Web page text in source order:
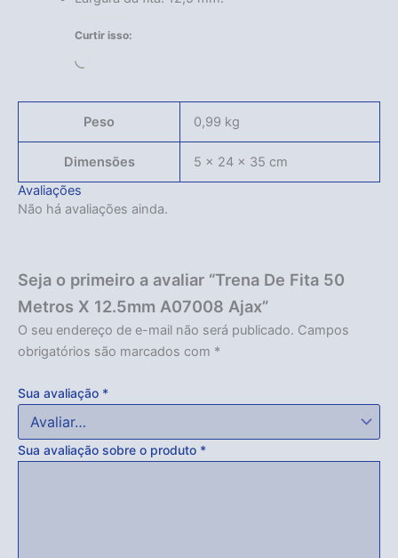
Curtir isso:
Peso 0,99 kg
Dimensões
5 × 24 × 35 cm
Avaliações
Não há avaliações ainda.
Seja o primeiro a avaliar “Trena De Fita 50
Metros X 12.5mm A07008 Ajax”
O seu endereço de e-mail não será publicado. Campos
obrigatórios são marcados com *
Sua avaliação *
Sua avaliação sobre o produto *